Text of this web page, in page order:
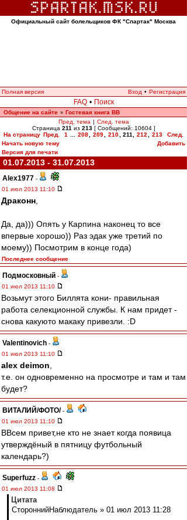
Официальный сайт болельщиков ФК "Спартак" Москва
Полная версия Вход • Регистрация
FAQ • Поиск
Общение на сайте » Гостевая книга ВВ
Пред. тема | След. тема
Страница 211 из 213[ Сообщений: 10604 ]
На страницу Пред. 1 208 209 210 211 212 213
След.
Начать новую тему
Добавить
Версия для печати
01.07.2013 - 31.07.2013
Alex1977 -
01 июл 2013 11:10
Драконн
Да, да))) Опять у Карпина наконец то все
впервые хорошо)) Раз эдак уже третий по
моему)) Посмотрим в конце года)
Последнее сообщение
Подмосковный -
01 июл 2013 11:10
Возьмут этого Биллята кони- правильная
работа селекционной службы. К нам придет -
снова какуюто макаку привезли. :D
Valentinovich -
01 июл 2013 11:10
alex deimon
т.е. он одновременно на просмотре и там и там
будет?
ВИТАЛИЙ/ФОТО/ -
01 июл 2013 11:10
ВВсем привет,не кто не знает когда появица
утверждёный в пятницу футбольный
календарь?)
Superfuzz -
01 июл 2013 11:08
Цитата
СтороннийНаблюдатель » 01 июл 2013 11:28